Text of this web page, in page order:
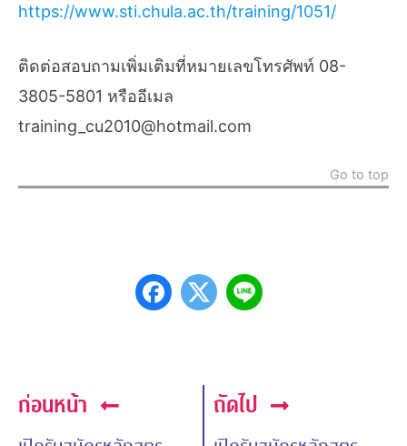
https://www.sti.chula.ac.th/training/1051/
ติดต่อสอบถามเพิ่มเติมที่หมายเลขโทรศัพท์ 08-
3805-5801 หรืออีเมล
training_cu2010@hotmail.com
Go to top
ก่อนหน้า ถัดไป